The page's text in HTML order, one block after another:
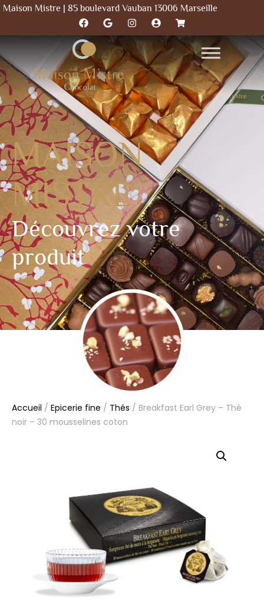
Maison Mistre | 85 boulevard Vauban 13006 Marseille
MAISON
MISTRE
Découvrez votre
produit
Accueil / Epicerie fine / Thés / Breakfast Earl Grey – Thé
noir – 30 mousselines coton